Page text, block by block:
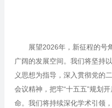
展望2026年，新征程的号
广阔的发展空间。我们将坚持
义思想为指导，深入贯彻党的
会议精神，把牢“十五五”规划
命。我们将持续深化学术引领